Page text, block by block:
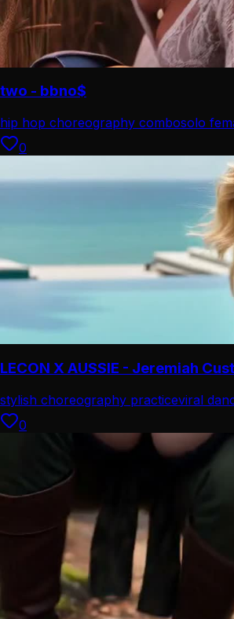
two - bbno$
hip hop choreography combosolo
0
LECON X AUSSIE - Jeremiah
stylish choreography practiceviral
0